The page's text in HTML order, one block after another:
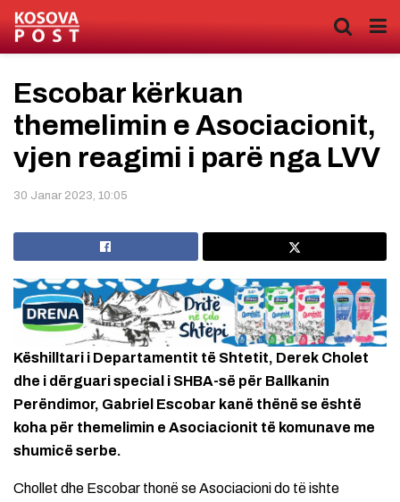
Escobar kërkuan
themelimin e Asociacionit,
vjen reagimi i parë nga LVV
30 Janar 2023, 10:05
Këshilltari i Departamentit të Shtetit, Derek Cholet
dhe i dërguari special i SHBA-së për Ballkanin
Perëndimor, Gabriel Escobar kanë thënë se është
koha për themelimin e Asociacionit të komunave me
shumicë serbe.
Chollet dhe Escobar thonë se Asociacioni do të ishte